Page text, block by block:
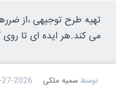
تهیه طرح توجیهی ،از
می کند.هر ایده ای تا روی
توسط سمیه ملکی
2026 12:28:18 PM